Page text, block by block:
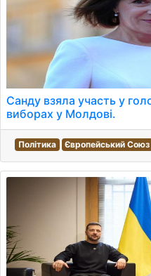
Санду взяла участь у
виборах у Молдові.
Політика Європейський Союз